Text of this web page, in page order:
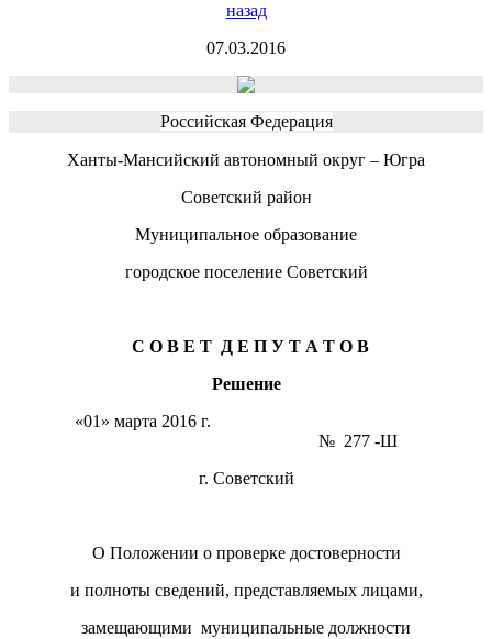
назад
07.03.2016
Российская Федерация
Ханты-Мансийский автономный округ – Югра
Советский район
Муниципальное образование
городское поселение Советский
С О В Е Т Д Е П У Т А Т О В
Решение
«01» марта 2016 г.
№ 277 -Ш
г. Советский
О Положении о проверке достоверности
и полноты сведений, представляемых лицами,
замещающими муниципальные должности